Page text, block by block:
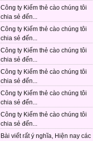
Công ty Kiếm thẻ cào chúng tôi
chia sẻ đến...
Công ty Kiếm thẻ cào chúng tôi
chia sẻ đến...
Công ty Kiếm thẻ cào chúng tôi
chia sẻ đến...
Công ty Kiếm thẻ cào chúng tôi
chia sẻ đến...
Công ty Kiếm thẻ cào chúng tôi
chia sẻ đến...
Công ty Kiếm thẻ cào chúng tôi
chia sẻ đến...
Bài viết rất ý nghĩa, Hiện nay các